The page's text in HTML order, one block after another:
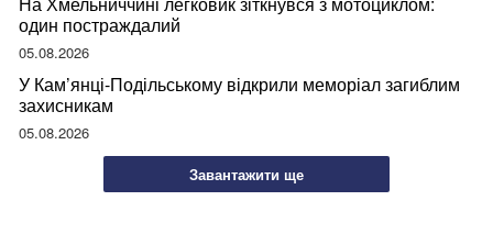
один постраждалий
05.08.2026
У Кам’янці-Подільському відкрили меморіал загиблим
захисникам
05.08.2026
Завантажити ще